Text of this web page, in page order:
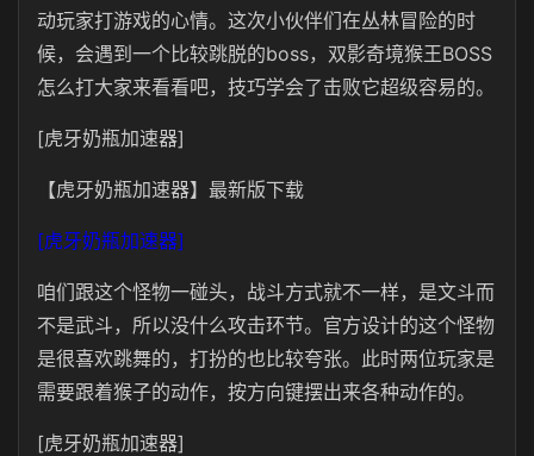
动玩家打游戏的心情。这次小伙伴们在丛林冒险的时
候，会遇到一个比较跳脱的boss，双影奇境猴王BOSS
怎么打大家来看看吧，技巧学会了击败它超级容易的。
[虎牙奶瓶加速器]
【虎牙奶瓶加速器】最新版下载
[虎牙奶瓶加速器]
咱们跟这个怪物一碰头，战斗方式就不一样，是文斗而
不是武斗，所以没什么攻击环节。官方设计的这个怪物
是很喜欢跳舞的，打扮的也比较夸张。此时两位玩家是
需要跟着猴子的动作，按方向键摆出来各种动作的。
[虎牙奶瓶加速器]